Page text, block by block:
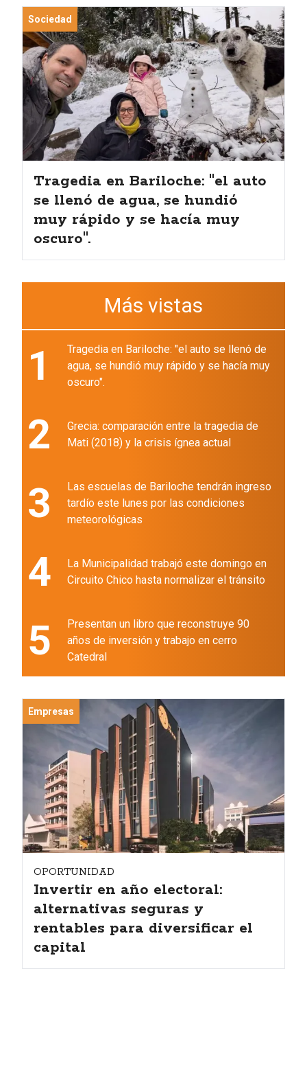
Sociedad
Tragedia en Bariloche: "el auto
se llenó de agua, se hundió
muy rápido y se hacía muy
oscuro".
Más vistas
1
Tragedia en Bariloche: "el auto se llenó de
agua, se hundió muy rápido y se hacía muy
oscuro".
2
Grecia: comparación entre la tragedia de
Mati (2018) y la crisis ígnea actual
3
Las escuelas de Bariloche tendrán ingreso
tardío este lunes por las condiciones
meteorológicas
4
La Municipalidad trabajó este domingo en
Circuito Chico hasta normalizar el tránsito
5
Presentan un libro que reconstruye 90
años de inversión y trabajo en cerro
Catedral
Empresas
OPORTUNIDAD
Invertir en año electoral:
alternativas seguras y
rentables para diversificar el
capital